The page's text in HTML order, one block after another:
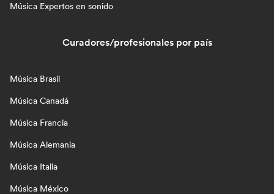
Música Expertos en sonido
Curadores/profesionales por país
Música Brasil
Música Canadá
Música Francia
Música Alemania
Música Italia
Música México